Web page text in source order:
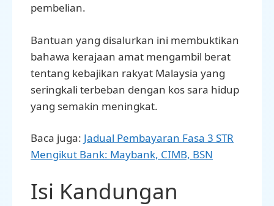
pembelian.
Bantuan yang disalurkan ini membuktikan
bahawa kerajaan amat mengambil berat
tentang kebajikan rakyat Malaysia yang
seringkali terbeban dengan kos sara hidup
yang semakin meningkat.
Baca juga: Jadual Pembayaran Fasa 3 STR
Mengikut Bank: Maybank, CIMB, BSN
Isi Kandungan